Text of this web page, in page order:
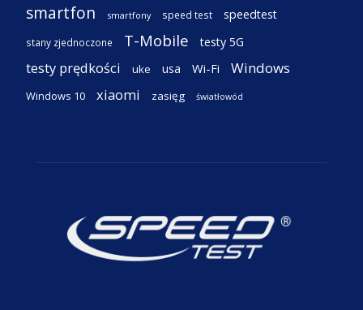
smartfon smartfony speed test speedtest
stany zjednoczone T-Mobile testy 5G
testy prędkości uke usa Wi-Fi Windows
Windows 10 xiaomi zasięg światłowód